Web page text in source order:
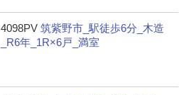
4098PV 筑紫野市_駅徒歩6分_木造
_R6年_1R×6戸_満室